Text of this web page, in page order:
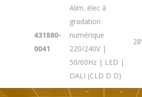
431880-
0041
Alim. élec à
gradation
numérique
220/240V |
50/60Hz | LED |
DALI (CLD D D)